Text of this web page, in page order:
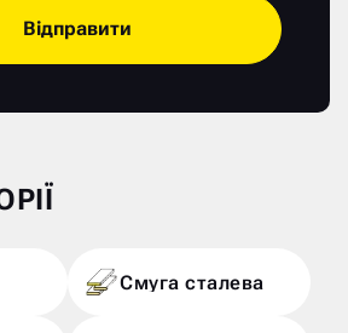
Відправити
Смуга сталева